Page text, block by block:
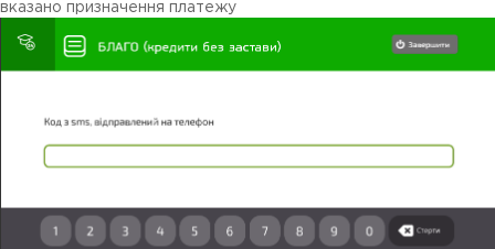
вказано призначення платежу